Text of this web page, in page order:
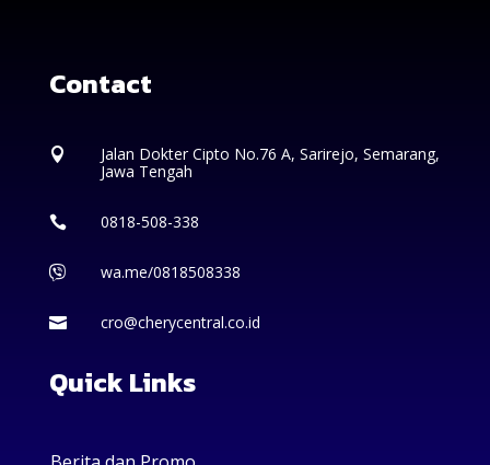
Contact

Jalan Dokter Cipto No.76 A, Sarirejo, Semarang,
Jawa Tengah
 0818-508-338
 wa.me/0818508338
 cro@cherycentral.co.id
Quick Links